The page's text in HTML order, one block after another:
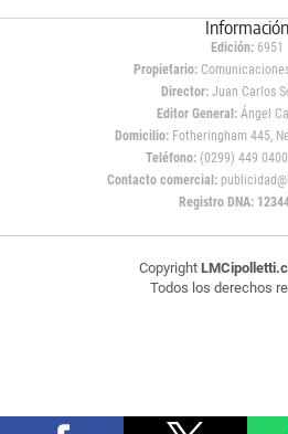
Información
Edición: 6951
Propietario:
Director: Juan Carlos
Editor General:Ángel
Domicilio:Fotheringham 445,
Teléfono: (0299) 449
Contacto comercial:
Registro DNA:
Copyright
Todos los derechos